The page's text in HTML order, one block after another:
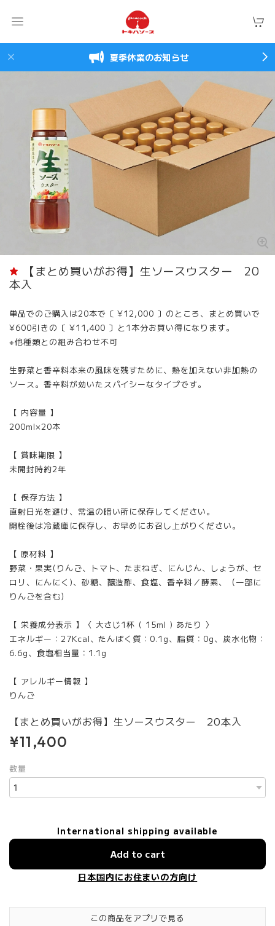
夏季休業のお知らせ
【まとめ買いがお得】生ソースウスター 20
本入
単品でのご購入は20本で〔 ¥12,000 〕のところ、まとめ買いで
¥600引きの〔 ¥11,400 〕と1本分お買い得になります。
※他種類との組み合わせ不可
生野菜と香辛料本来の風味を残すために、熱を加えない非加熱の
ソース。香辛料が効いたスパイシーなタイプです。
【 内容量 】
200ml×20本
【 賞味期限 】
未開封時約2年
【 保存方法 】
直射日光を避け、常温の暗い所に保存してください。
開栓後は冷蔵庫に保存し、お早めにお召し上がりください。
【 原材料 】
野菜・果実(りんご、トマト、たまねぎ、にんじん、しょうが、セ
ロリ、にんにく)、砂糖、醸造酢、食塩、香辛料／酵素、（一部に
りんごを含む）
【 栄養成分表示 】〈 大さじ1杯 ( 15ml ) あたり 〉
エネルギー：27Kcal、たんぱく質：0.1g、脂質：0g、炭水化物：
6.6g、食塩相当量：1.1g
【 アレルギー情報 】
りんご
【まとめ買いがお得】生ソースウスター 20本入
¥11,400
数量
International shipping available
Add to cart
日本国内にお住まいの方向け
この商品をアプリで見る